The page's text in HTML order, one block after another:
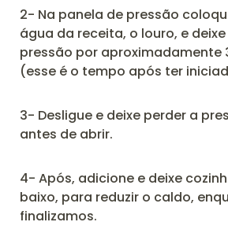
2- Na panela de pressão
água da receita, o louro, e
pressão por aproximadamente
(esse é o tempo após ter
3- Desligue e deixe perder a
antes de abrir.
4- Após, adicione e deixe
baixo, para reduzir o caldo,
finalizamos.